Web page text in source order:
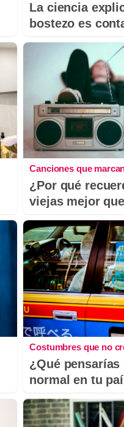
La ciencia
bostezo es
Canciones que
¿Por qué
viejas mejor
Costumbres que no
¿Qué
normal en tu